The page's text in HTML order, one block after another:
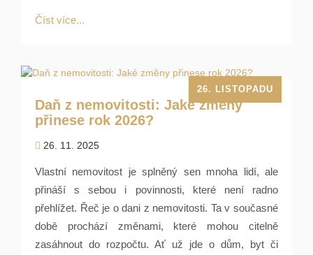
Číst více...
26. LISTOPADU
Daň z nemovitosti: Jaké změny
přinese rok 2026?
26. 11. 2025
Vlastní nemovitost je splněný sen mnoha lidí, ale
přináší s sebou i povinnosti, které není radno
přehlížet. Řeč je o dani z nemovitosti. Ta v současné
době prochází změnami, které mohou citelně
zasáhnout do rozpočtu. Ať už jde o dům, byt či